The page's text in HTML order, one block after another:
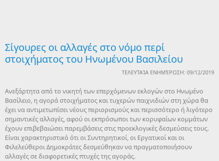
Σίγουρες οι αλλαγές στο νόμο περί
στοιχήματος του Ηνωμένου Βασιλείου
ΤΕΛΕΥΤΑΊΑ ΕΝΗΜΈΡΩΣΗ: 09/12/2019
Ανεξάρτητα από το νικητή των επερχόμενων εκλογών στο Ηνωμένο
Βασίλειο, η αγορά στοιχήματος και τυχερών παιχνιδιών στη χώρα θα
έχει να αντιμετωπίσει νέους περιορισμούς και περισσότερο ή λιγότερο
σημαντικές αλλαγές, αφού οι εκπρόσωποι των κορυφαίων κομμάτων
έχουν επιβεβαιώσει παρεμβάσεις στις προεκλογικές δεσμεύσεις τους.
Είναι χαρακτηριστικό ότι οι Συντηρητικοί, οι Εργατικοί και οι
Φιλελεύθεροι Δημοκράτες δεσμεύθηκαν να πραγματοποιήσουν
αλλαγές σε διαφορετικές πτυχές της αγοράς.